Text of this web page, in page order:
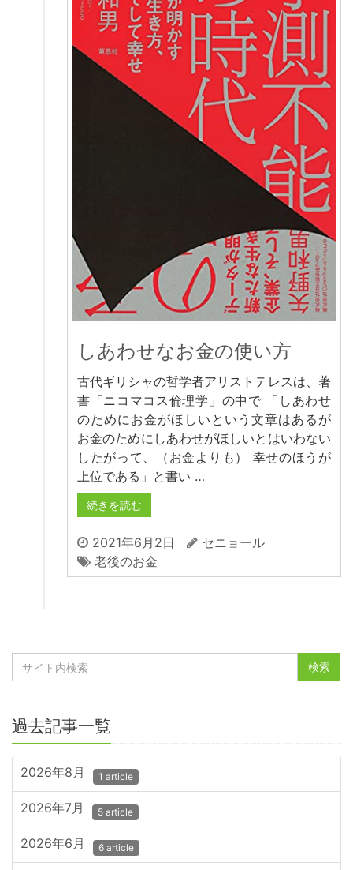
しあわせなお金の使い方
古代ギリシャの哲学者アリストテレスは、著
書「ニコマコス倫理学」の中で 「しあわせ
のためにお金がほしいという文章はあるが
お金のためにしあわせがほしいとはいわない
したがって、（お金よりも） 幸せのほうが
上位である」と書い …
続きを読む
2021年6月2日
セニョール
老後のお金
過去記事一覧
2026年8月 1 article
2026年7月 5 article
2026年6月 6 article